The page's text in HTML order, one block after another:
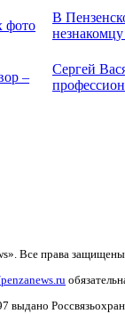
фото
В
–
Сергей
Все права